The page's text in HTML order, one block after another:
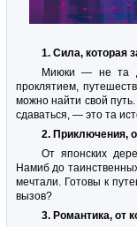
1. Сила, которая
Миюки — не та
проклятием,
можно найти свой
сдаваться, — это та
2. Приключения,
От японских
Намиб до
мечтали. Готовы к
вызов?
3. Романтика, от